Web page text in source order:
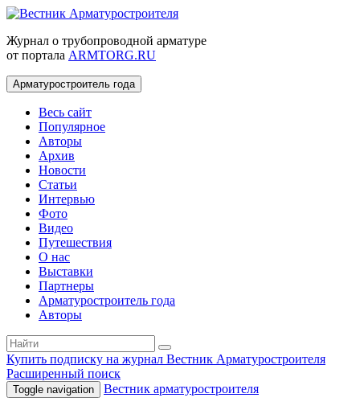
Журнал о трубопроводной арматуре
от портала ARMTORG.RU
Арматуростроитель года
Весь сайт
Популярное
Авторы
Архив
Новости
Статьи
Интервью
Фото
Видео
Путешествия
О нас
Выставки
Партнеры
Арматуростроитель года
Авторы
Купить подписку на журнал Вестник Арматуростроителя
Расширенный поиск
Toggle navigation Вестник арматуростроителя